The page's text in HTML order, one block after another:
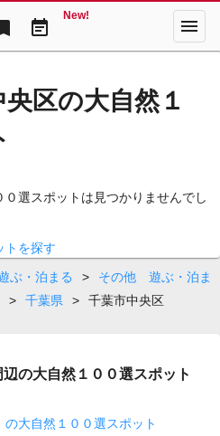
event_note
New! menu
区の大自然１
選スポットは見つかりませんでし
トを探す
ぶ・泊まる >
その他 遊ぶ・泊ま
> 千葉県 > 千葉市中央区
の大自然１００選スポット
大自然１００選スポット